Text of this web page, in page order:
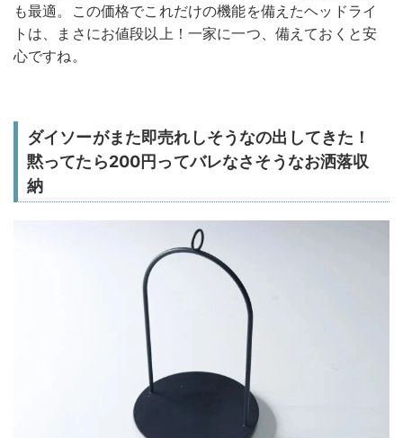
も最適。この価格でこれだけの機能を備えたヘッドライ
トは、まさにお値段以上！一家に一つ、備えておくと安
心ですね。
ダイソーがまた即売れしそうなの出してきた！
黙ってたら200円ってバレなさそうなお洒落収
納